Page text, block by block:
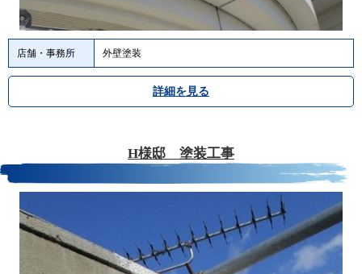
店舗・事務所 外壁塗装
詳細を見る
H様邸 塗装工事